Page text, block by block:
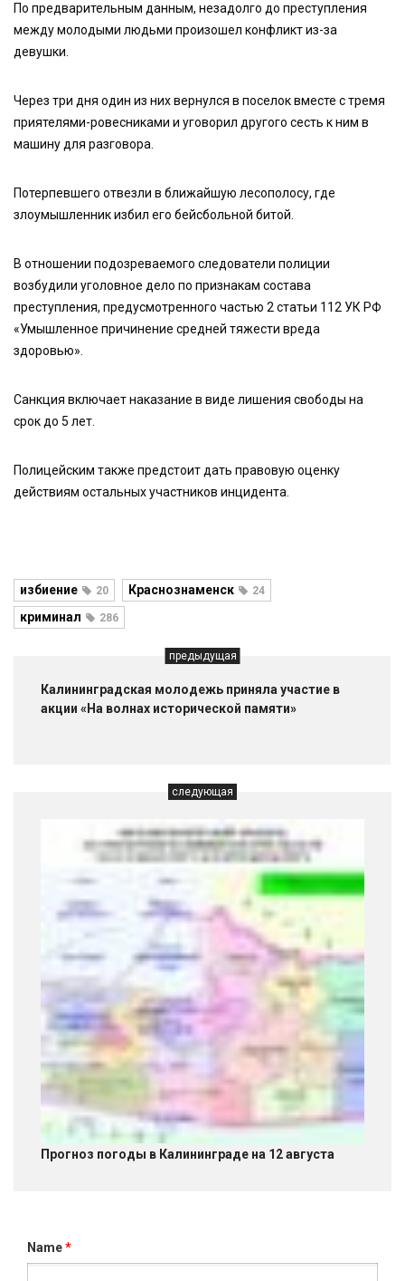
По предварительным данным, незадолго до преступления
между молодыми людьми произошел конфликт из-за
девушки.
Через три дня один из них вернулся в поселок вместе с тремя
приятелями-ровесниками и уговорил другого сесть к ним в
машину для разговора.
Потерпевшего отвезли в ближайшую лесополосу, где
злоумышленник избил его бейсбольной битой.
В отношении подозреваемого следователи полиции
возбудили уголовное дело по признакам состава
преступления, предусмотренного частью 2 статьи 112 УК РФ
«Умышленное причинение средней тяжести вреда
здоровью».
Санкция включает наказание в виде лишения свободы на
срок до 5 лет.
Полицейским также предстоит дать правовую оценку
действиям остальных участников инцидента.
избиение 20 Краснознаменск 24
криминал 286
предыдущая
Калининградская молодежь приняла участие в
акции «На волнах исторической памяти»
следующая
Прогноз погоды в Калининграде на 12 августа
Name*